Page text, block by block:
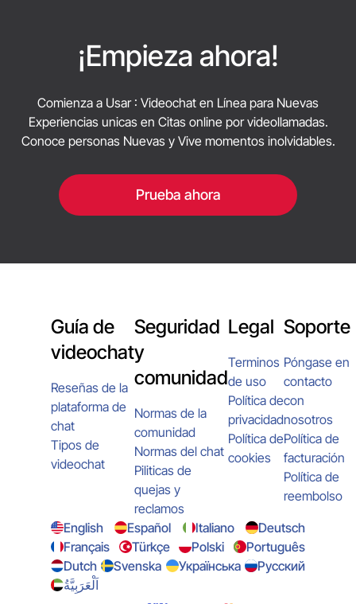
¡Empieza ahora!
Comienza a Usar : Videochat en Línea para Nuevas
Experiencias unicas en Citas online por videollamadas.
Conoce personas Nuevas y Vive momentos inolvidables.
Prueba ahora
Guía de
videochat
Reseñas de la
plataforma de
chat
Tipos de
videochat
Seguridad
y
comunidad
Normas de la
comunidad
Normas del chat
Piliticas de
quejas y
reclamos
Legal
Terminos
de uso
Política de
privacidad
Política de
cookies
Soporte
Póngase en
contacto
con
nosotros
Política de
facturación
Política de
reembolso
English
Español Italiano
Deutsch
Français
Türkçe Polski
Português
Dutch
Svenska Українська
Русский
اَلْعَرَبِيَّةُ